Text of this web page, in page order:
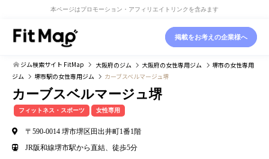
本ページはプロモーション・アフィリエイトリンクを含みます
掲載をお考えの企業様へ
ジム検索サイト FitMap 大阪府のジム 大阪府の女性専用ジム 堺市の女性専用
ジム
堺市駅の女性専用ジム カーブスベルマージュ堺
カーブスベルマージュ堺
フィットネス・スポーツ 女性専用
〒590-0014 堺市堺区田出井町1番1階
JR阪和線堺市駅から直結、徒歩5分